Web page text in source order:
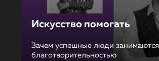
Искусство помогать
Зачем успешные люди занимаются
благотворительностью